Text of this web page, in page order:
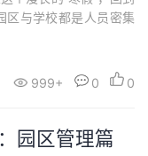
区与学校都是人员密集
成体温排查，又能减
免因排队测温引起的病
999+ 0 0
园区管理篇